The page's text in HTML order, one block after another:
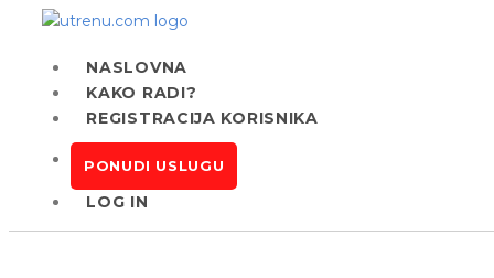
NASLOVNA
KAKO RADI?
REGISTRACIJA KORISNIKA
PONUDI USLUGU
LOG IN